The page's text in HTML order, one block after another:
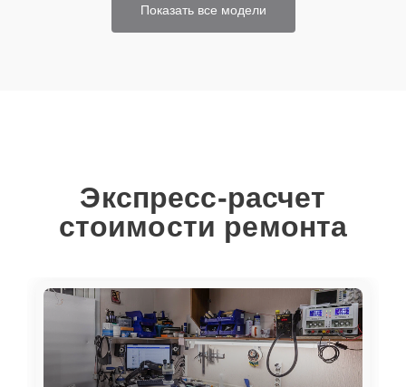
Показать все модели
Экспресс-расчет
стоимости ремонта